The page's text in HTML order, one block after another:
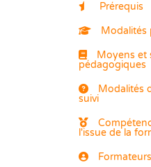
Prérequis
Modalités
Moyens et
pédagogiques
Modalités
suivi
l'issue de la
Formateurs